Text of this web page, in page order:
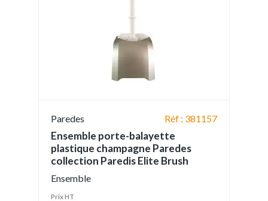
Paredes Réf : 381157
Ensemble porte-balayette
plastique champagne Paredes
collection Paredis Elite Brush
Ensemble
Prix HT